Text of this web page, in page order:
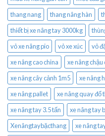
thang nang
thang nâng hàn
thiết bị xe nâng tay 3000kg
vỏ xe nâng pio
vỏ xe xúc vỏ
xe nâng cao china
xe nâng
xe nâng cây cảnh 1m5
xe nâng
xe nâng pallet
xe nâng quay đổ
xe nâng tay 3.5 tấn
xe nâng tay
Xenângtaybặcthang
xe nâng